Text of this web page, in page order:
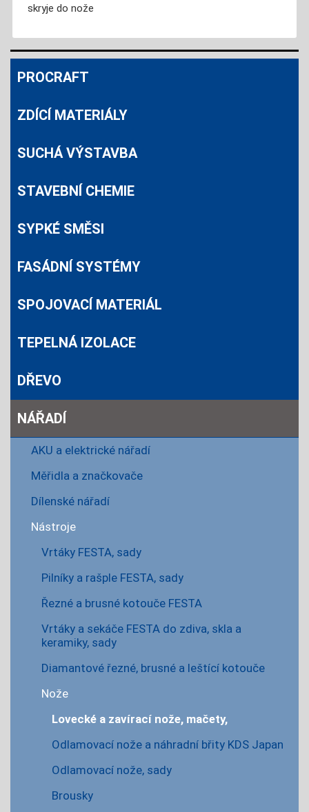
skryje do nože
PROCRAFT
ZDÍCÍ MATERIÁLY
SUCHÁ VÝSTAVBA
STAVEBNÍ CHEMIE
SYPKÉ SMĚSI
FASÁDNÍ SYSTÉMY
SPOJOVACÍ MATERIÁL
TEPELNÁ IZOLACE
DŘEVO
NÁŘADÍ
AKU a elektrické nářadí
Měřidla a značkovače
Dílenské nářadí
Nástroje
Vrtáky FESTA, sady
Pilníky a rašple FESTA, sady
Řezné a brusné kotouče FESTA
Vrtáky a sekáče FESTA do zdiva, skla a
keramiky, sady
Diamantové řezné, brusné a leštící kotouče
Nože
Lovecké a zavírací nože, mačety,
Odlamovací nože a náhradní břity KDS Japan
Odlamovací nože, sady
Brousky